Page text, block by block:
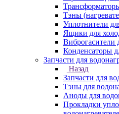
Тэны
Уплотнители
Ящики для
Виброгасители
Конденсаторы
Запчасти для
Назад
Запчасти для
Тэны для
Аноды для
Прокладки